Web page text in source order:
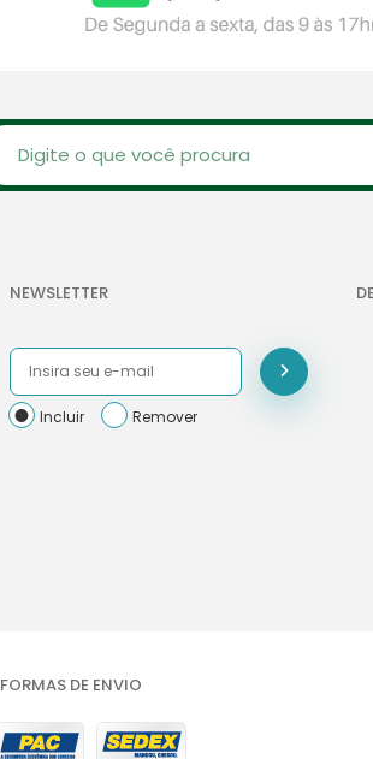
NEWSLETTER
Incluir Remover
FORMAS DE ENVIO